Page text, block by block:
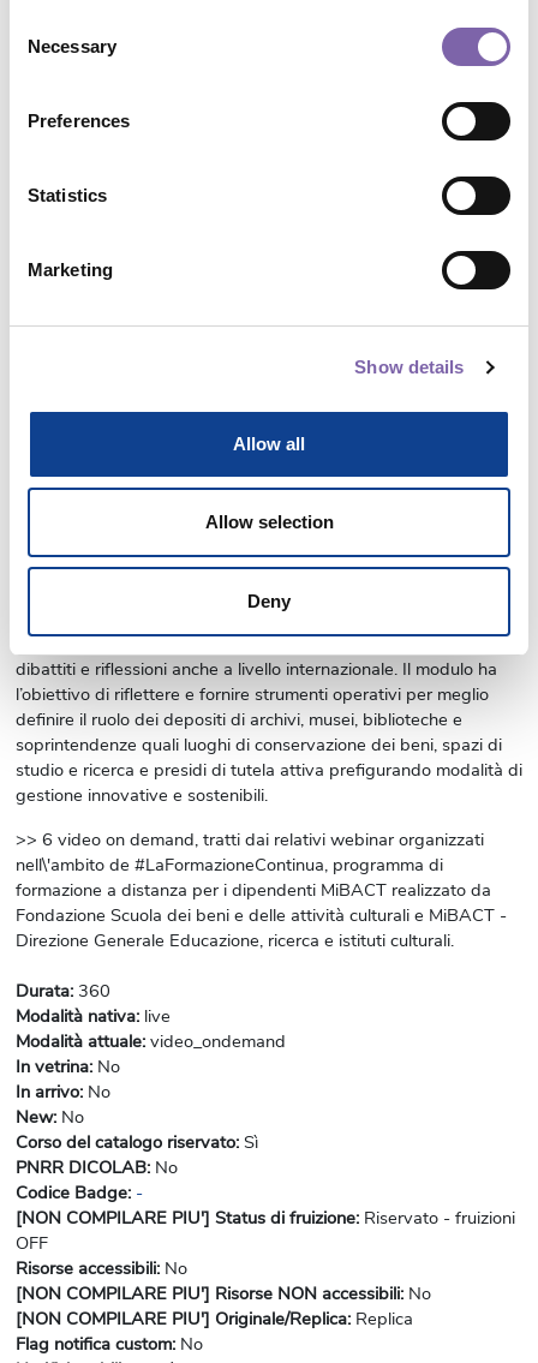
Selection
Necessary
Preferences
Statistics
Marketing
Show details
Allow all
Allow selection
Deny
formazione a distanza per i dipendenti MiBACT realizzato da
Fondazione Scuola dei beni e delle attività culturali e MiBACT -
Direzione Generale Educazione, ricerca e istituti culturali.
Modalità attuale
New:No
PNRR DICOLAB:No
Notifiche abilitate:Sì
Attiva barra completamento custom?:No
Visualizza Progressbar:No
Vuoi nascondere il box Dicolab?
MODULO Cura e gestione dei depositi
>> I depositi del patrimonio culturale sono oggi al centro di
dibattiti e riflessioni anche a livello internazionale. Il modulo ha
l’obiettivo di riflettere e fornire strumenti operativi per meglio
definire il ruolo dei depositi di archivi, musei, biblioteche e
soprintendenze quali luoghi di conservazione dei beni, spazi di
studio e ricerca e presidi di tutela attiva prefigurando modalità di
gestione innovative e sostenibili.
>> 6 video on demand, tratti dai relativi webinar organizzati
nell\'ambito de #LaFormazioneContinua, programma di
formazione a distanza per i dipendenti MiBACT realizzato da
Fondazione Scuola dei beni e delle attività culturali e MiBACT -
Direzione Generale Educazione, ricerca e istituti culturali.
Durata: 360
Modalità nativa: live
Modalità attuale: video_ondemand
In vetrina: No
In arrivo: No
New: No
Corso del catalogo riservato: Sì
PNRR DICOLAB: No
Codice Badge: -
[NON COMPILARE PIU'] Status di fruizione: Riservato - fruizioni
OFF
Risorse accessibili: No
[NON COMPILARE PIU'] Risorse NON accessibili: No
[NON COMPILARE PIU'] Originale/Replica: Replica
Flag notifica custom: No